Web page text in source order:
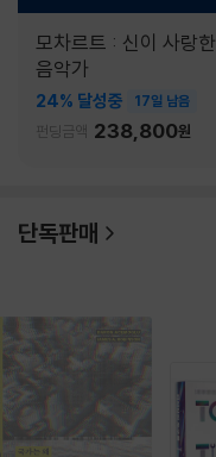
모차르트 : 신이 사랑한
음악가
24% 달성중 17일 남음
펀딩금액 238,800원
단독판매